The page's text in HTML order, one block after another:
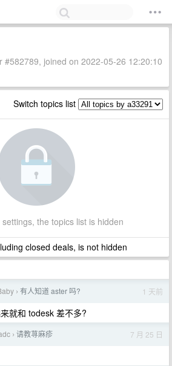
#582789, joined on 2022-05-26 12:20:10
Switch topics list
the topics list is hidden
closed deals, is not hidden
› 有人知道 aster 吗? 1 天前
就和 todesk 差不多?
› 请教荨麻疹 7 月 25 日